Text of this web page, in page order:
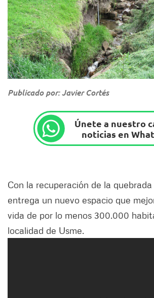
Publicado por: Javier Cortés
Únete a nuestro
noticias en
Con la recuperación de la quebrada
entrega un nuevo espacio que
vida de por lo menos 300.000
localidad de Usme.